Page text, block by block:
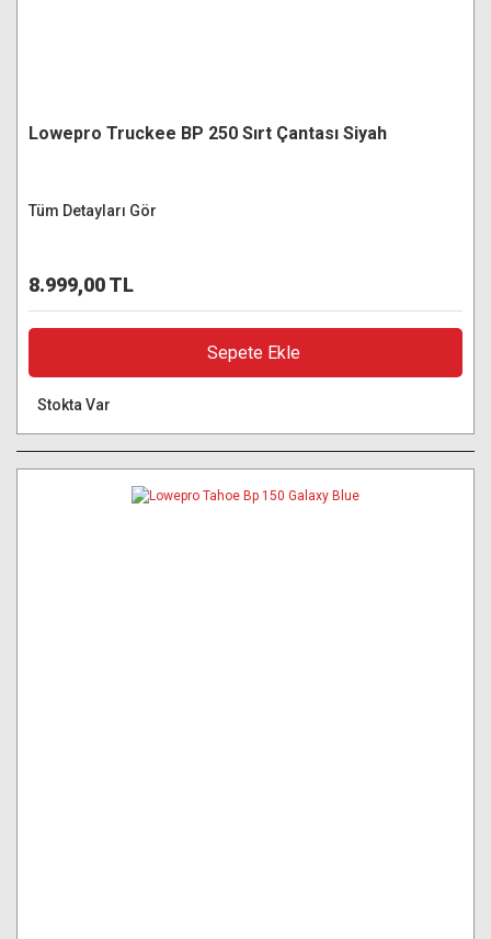
Lowepro Truckee BP 250 Sırt Çantası Siyah
Tüm Detayları Gör
8.999,00 TL
Sepete Ekle
Stokta Var